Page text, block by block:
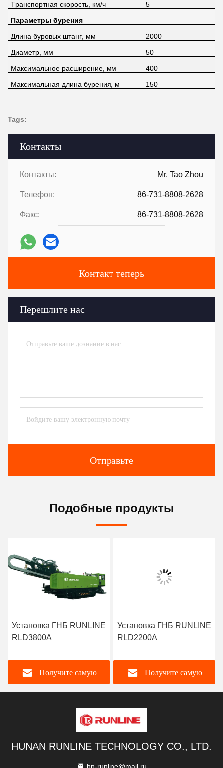
Контакты
Контакты: Mr. Tao Zhou
Телефон: 86-731-8808-2628
Факс: 86-731-8808-2628
Контакт теперь
Перешлите нас
Отправьте
Транспортная скорость, км/ч
5
Параметры бурения
Длина буровых штанг, мм
2000
Диаметр, мм
50
Максимальное расширение, мм
400
Максимальная длина бурения, м
150
Tags:
Подобные продукты
Установка ГНБ RUNLINE
RLD3800A
Получите самую
Установка ГНБ RUNLINE
RLD2200A
Получите самую
HUNAN RUNLINE TECHNOLOGY CO., LTD.
hn-runline@mail.ru